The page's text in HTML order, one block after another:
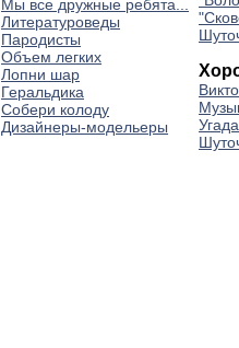
Мы все дружные ребята...
Литературоведы
Пародисты
Объем легких
Лопни шар
Геральдика
Собери колоду
Дизайнеры-модельеры